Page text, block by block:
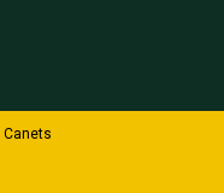
Canets